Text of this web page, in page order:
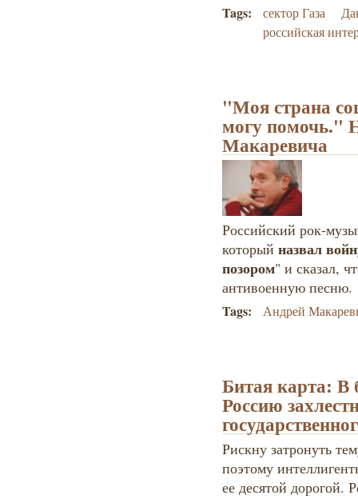
Tags: сектор Газа
российская
"Моя страна
могу помочь."
Макаревича
Российский рок-
который назвал
позором" и сказал,
антивоенную песню.
Tags: Андрей
Битая карта: В
Россию
Рискну затронуть
поэтому
ее десятой дорогой.